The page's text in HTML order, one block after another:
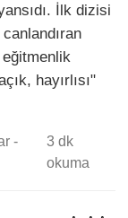
İlk dizisi
hayırlısı"
-
3 dk
okuma